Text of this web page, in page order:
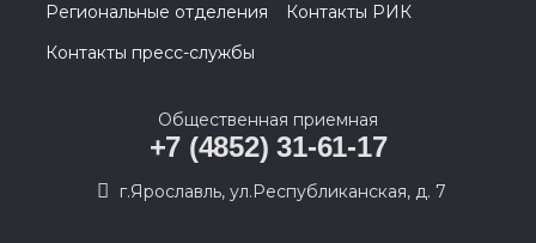
Региональные отделения
Контакты РИК
Контакты пресс-службы
Общественная приемная
+7 (4852) 31-61-17
г.Ярославль, ул.Республиканская, д. 7